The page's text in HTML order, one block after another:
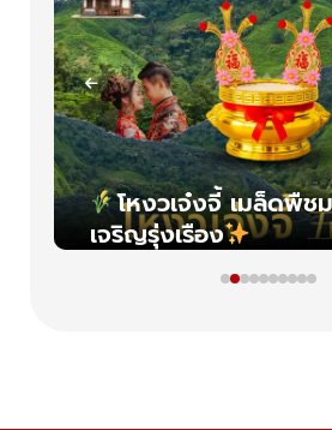
โหงวเจ๋งจี้ เมล็ดพื
เจริญรุ่งเรือง